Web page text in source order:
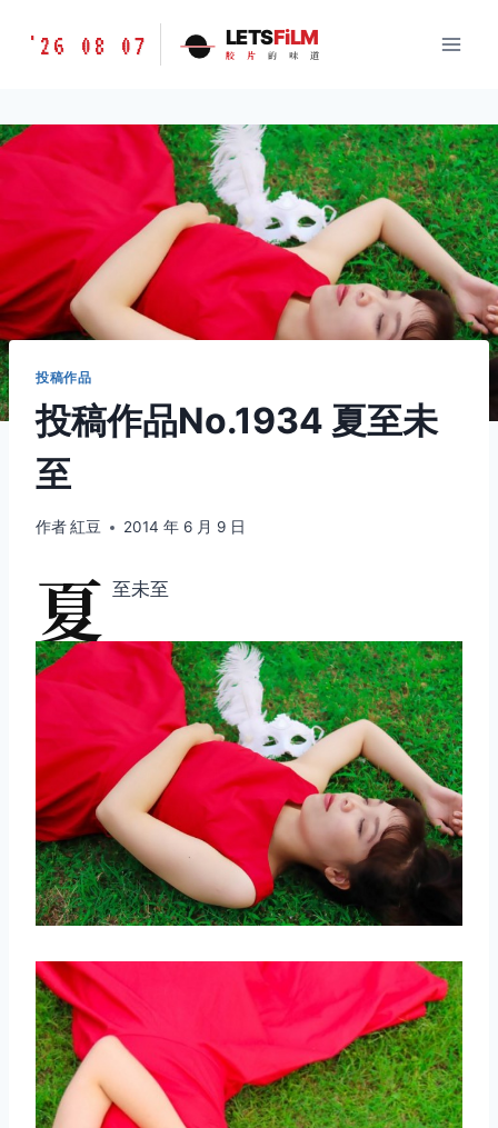
胶
味
道
LETSFILM
'26 08 07 LETSFiLM
胶 片 的 味 道
投稿作品
投稿作品No.1934 夏至未
至
作者紅豆 2014 年 6 月 9 日
夏 至未至